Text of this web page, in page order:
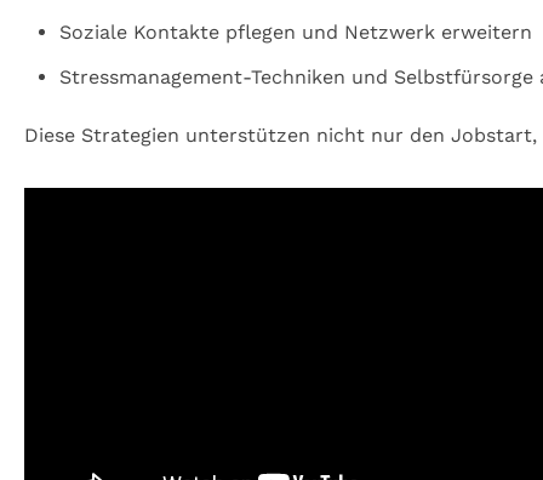
Soziale Kontakte pflegen und Netzwerk erweitern
Stressmanagement-Techniken und Selbstfürsorge
Diese Strategien unterstützen nicht nur den